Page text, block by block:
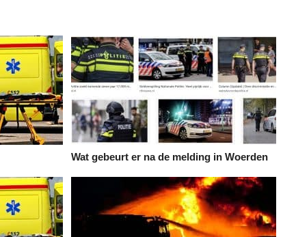
Wat gebeurt er na de melding in Woerden